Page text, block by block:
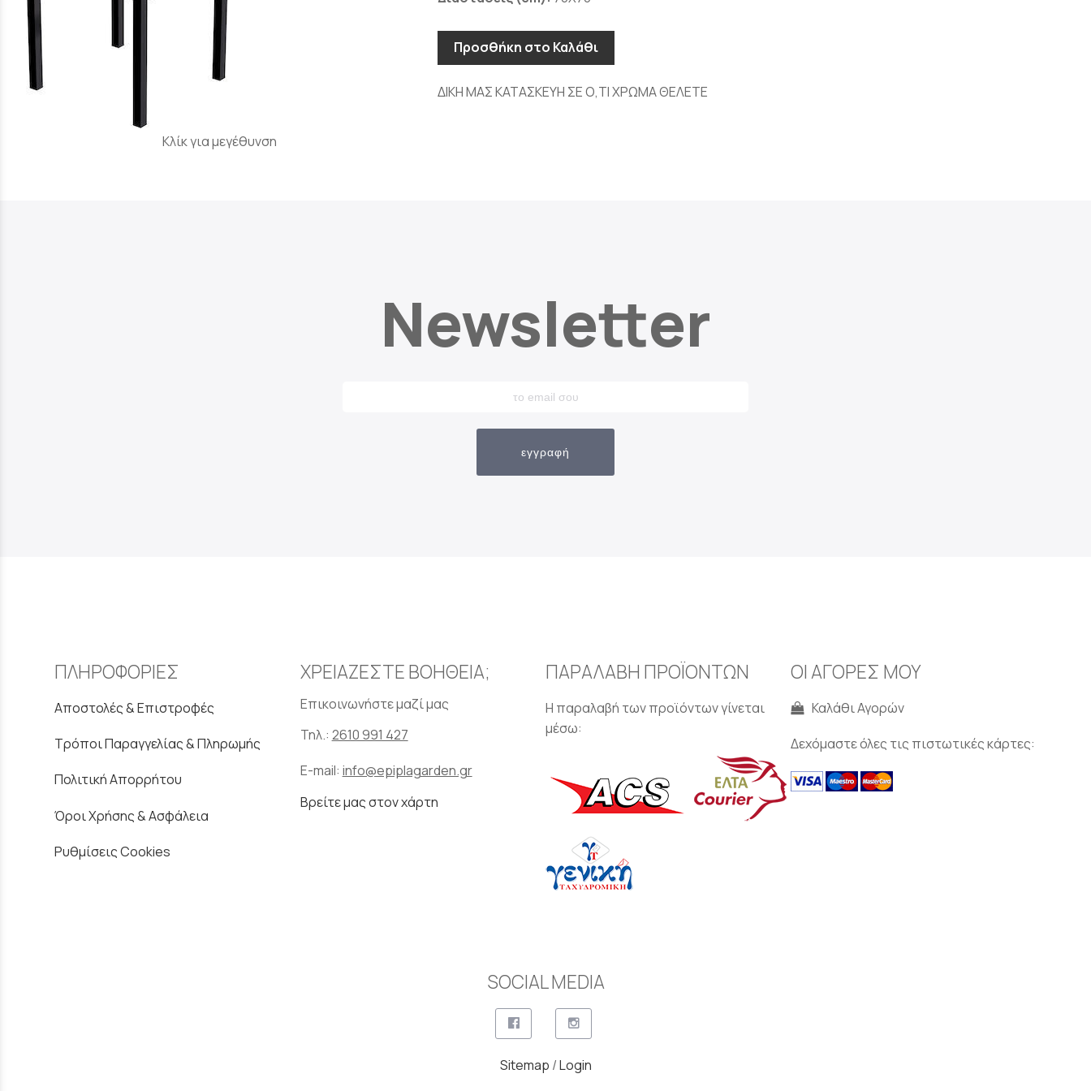
Κλίκ για μεγέθυνση
Προσθήκη στο Καλάθι
ΔΙΚΗ ΜΑΣ ΚΑΤΑΣΚΕΥΗ ΣΕ Ο,ΤΙ ΧΡΩΜΑ ΘΕΛΕΤΕ
Newsletter
εγγραφή
ΠΛΗΡΟΦΟΡΙΕΣ
Αποστολές & Επιστροφές
Τρόποι Παραγγελίας & Πληρωμής
Πολιτική Απορρήτου
Όροι Χρήσης & Ασφάλεια
Ρυθμίσεις Cookies
ΧΡΕΙΑΖΕΣΤΕ ΒΟΗΘΕΙΑ;
Επικοινωνήστε μαζί μας
Τηλ.: 2610 991 427
E-mail: info@epiplagarden.gr
Βρείτε μας στον χάρτη
ΠΑΡΑΛΑΒΗ ΠΡΟΪΟΝΤΩΝ
Η παραλαβή των προϊόντων γίνεται
μέσω:
ΟΙ ΑΓΟΡΕΣ ΜΟΥ
Καλάθι Αγορών
Δεχόμαστε όλες τις πιστωτικές κάρτες:
SOCIAL MEDIA
Sitemap /Login